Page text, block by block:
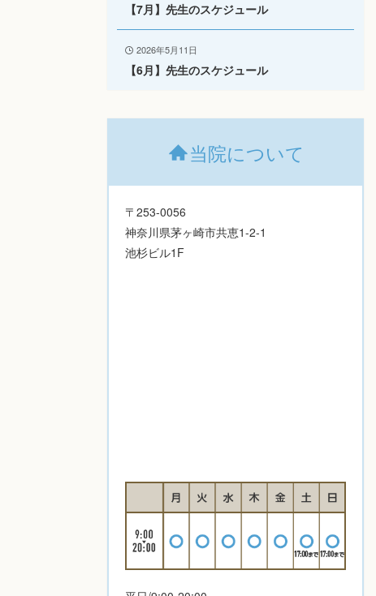
【7月】先生のスケジュール
2026年5月11日
【6月】先生のスケジュール
当院について
〒253-0056
神奈川県茅ヶ崎市共恵1-2-1
池杉ビル1F